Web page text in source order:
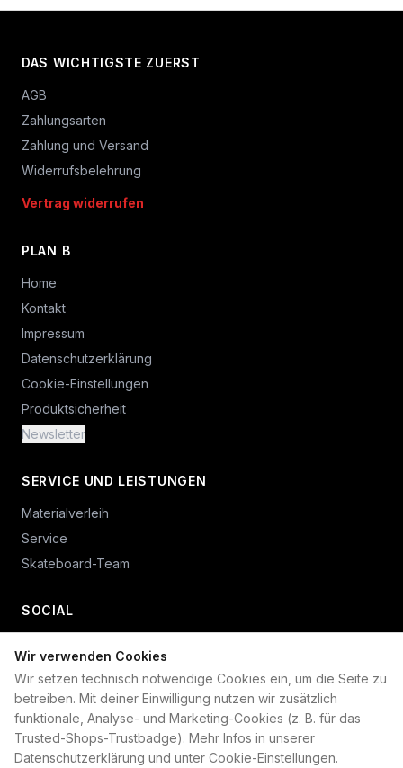
Wir verwenden Cookies
Wir setzen technisch notwendige Cookies ein, um die Seite zu
betreiben. Mit deiner Einwilligung nutzen wir zusätzlich
funktionale, Analyse- und Marketing-Cookies (z. B. für das
Trusted-Shops-Trustbadge). Mehr Infos in unserer
Datenschutzerklärung und unter Cookie-Einstellungen.
DAS WICHTIGSTE ZUERST
AGB
Zahlungsarten
Zahlung und Versand
Widerrufsbelehrung
Vertrag widerrufen
PLAN B
Home
Kontakt
Impressum
Datenschutzerklärung
Cookie-Einstellungen
Produktsicherheit
Newsletter
SERVICE UND LEISTUNGEN
Materialverleih
Service
Skateboard-Team
SOCIAL
+49 234 687 00 38
shop@plan-b-funsport.de
Sichere Zahlung mit: